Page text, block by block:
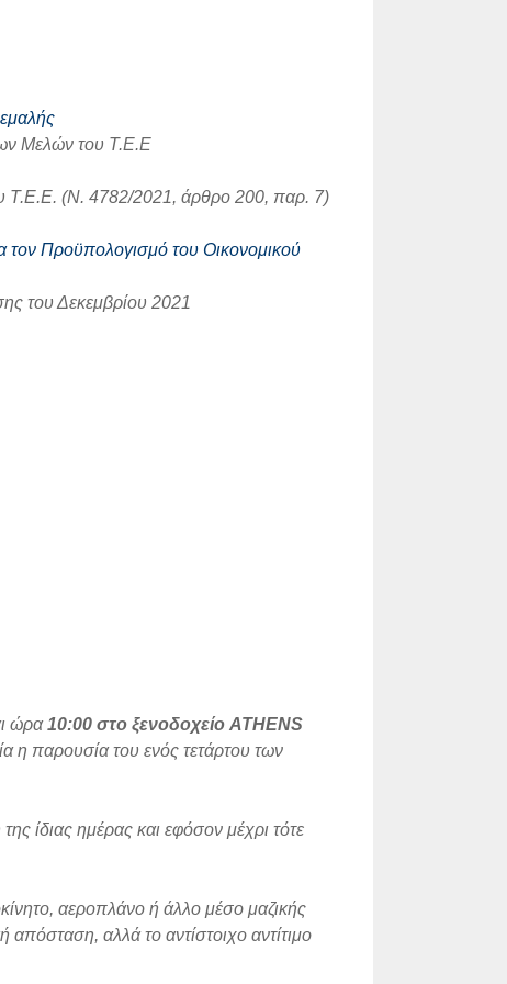
Μελών του Τ.Ε.Ε
Τ.Ε.Ε. (Ν. 4782/2021, άρθρο 200, παρ. 7)
Προϋπολογισμό του Οικονομικού
του Δεκεμβρίου 2021
ώρα10:00 στο ξενοδοχείο ATHENS
η παρουσία του ενός τετάρτου των
ίδιας ημέρας και εφόσον μέχρι τότε
αεροπλάνο ή άλλο μέσο μαζικής
απόσταση, αλλά το αντίστοιχο αντίτιμο